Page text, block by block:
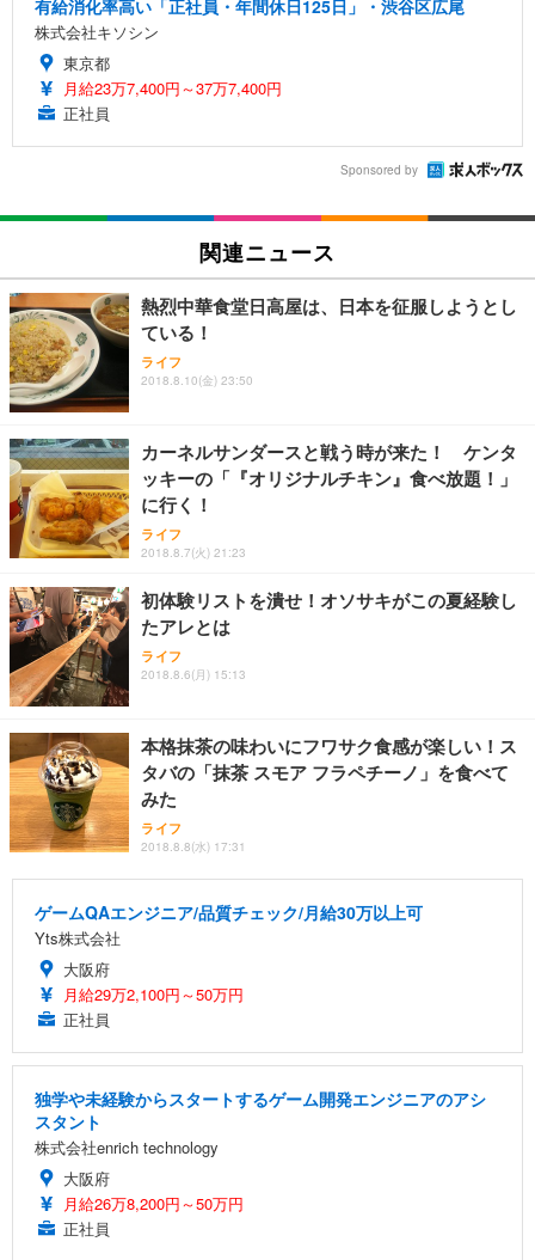
有給消化率高い「正社員・年間休日125日」・渋谷区広尾
株式会社キソシン
東京都
月給23万7,400円～37万7,400円
正社員
Sponsored by
関連ニュース
熱烈中華食堂日高屋は、日本を征服しようとし
ている！
ライフ
2018.8.10(金) 23:50
カーネルサンダースと戦う時が来た！ ケンタ
ッキーの「『オリジナルチキン』食べ放題！」
に行く！
ライフ
2018.8.7(火) 21:23
初体験リストを潰せ！オソサキがこの夏経験し
たアレとは
ライフ
2018.8.6(月) 15:13
本格抹茶の味わいにフワサク食感が楽しい！ス
タバの「抹茶 スモア フラペチーノ」を食べて
みた
ライフ
2018.8.8(水) 17:31
ゲームQAエンジニア/品質チェック/月給30万以上可
Yts株式会社
大阪府
月給29万2,100円～50万円
正社員
独学や未経験からスタートするゲーム開発エンジニアのアシ
スタント
株式会社enrich technology
大阪府
月給26万8,200円～50万円
正社員